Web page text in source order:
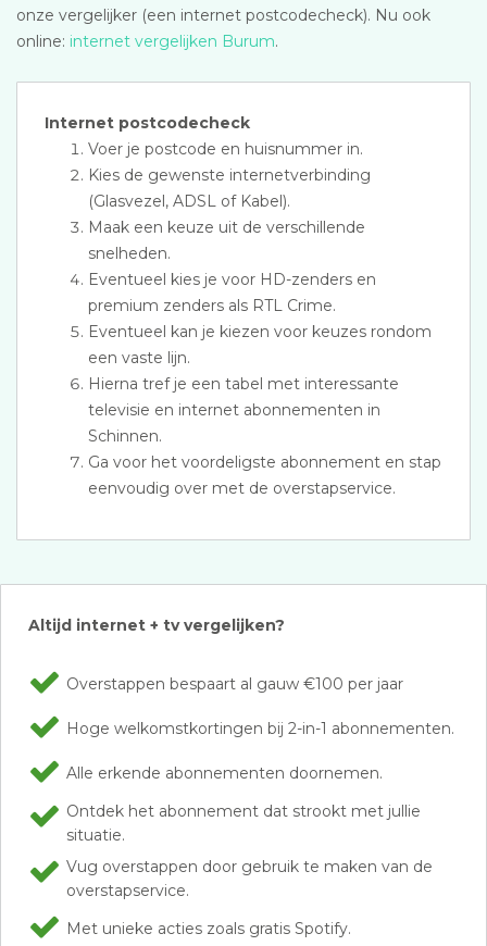
onze vergelijker (een internet postcodecheck). Nu ook
online: internet vergelijken Burum.
Internet postcodecheck
Voer je postcode en huisnummer in.
Kies de gewenste internetverbinding
(Glasvezel, ADSL of Kabel).
Maak een keuze uit de verschillende
snelheden.
Eventueel kies je voor HD-zenders en
premium zenders als RTL Crime.
Eventueel kan je kiezen voor keuzes rondom
een vaste lijn.
Hierna tref je een tabel met interessante
televisie en internet abonnementen in
Schinnen.
Ga voor het voordeligste abonnement en stap
eenvoudig over met de overstapservice.
Altijd internet + tv vergelijken?
Overstappen bespaart al gauw €100 per jaar
Hoge welkomstkortingen bij 2-in-1 abonnementen.
Alle erkende abonnementen doornemen.
Ontdek het abonnement dat strookt met jullie
situatie.
Vug overstappen door gebruik te maken van de
overstapservice.
Met unieke acties zoals gratis Spotify.